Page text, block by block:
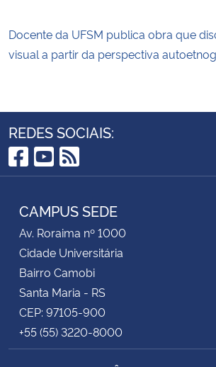
Docente da UFSM publica obra que
visual a partir da perspectiva
REDES SOCIAIS:
Facebook
YouTube
RSS
CAMPUS SEDE
Av. Roraima nº 1000
Cidade Universitária
Bairro Camobi
Santa Maria - RS
CEP: 97105-900
+55 (55) 3220-8000